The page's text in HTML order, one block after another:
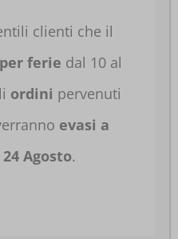
512GB 90NX0871-
clienti che il
ferie dal 10 al
ordini pervenuti
evasi a
Agosto.